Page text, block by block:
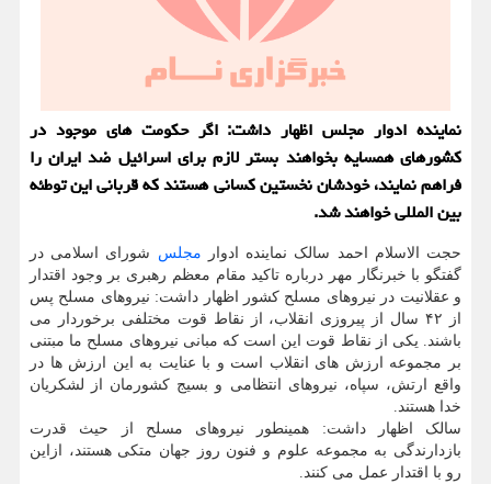
نماینده ادوار مجلس اظهار داشت: اگر حکومت های موجود در
کشورهای همسایه بخواهند بستر لازم برای اسرائیل ضد ایران را
فراهم نمایند، خودشان نخستین کسانی هستند که قربانی این توطئه
بین المللی خواهند شد.
حجت الاسلام احمد سالک نماینده ادوار مجلس شورای اسلامی در
گفتگو با خبرنگار مهر درباره تاکید مقام معظم رهبری بر وجود اقتدار
و عقلانیت در نیروهای مسلح کشور اظهار داشت: نیروهای مسلح پس
از ۴۲ سال از پیروزی انقلاب، از نقاط قوت مختلفی برخوردار می
باشند. یکی از نقاط قوت این است که مبانی نیروهای مسلح ما مبتنی
بر مجموعه ارزش های انقلاب است و با عنایت به این ارزش ها در
واقع ارتش، سپاه، نیروهای انتظامی و بسیج کشورمان از لشکریان
خدا هستند.
سالک اظهار داشت: همینطور نیروهای مسلح از حیث قدرت
بازدارندگی به مجموعه علوم و فنون روز جهان متکی هستند، ازاین
رو با اقتدار عمل می کنند.